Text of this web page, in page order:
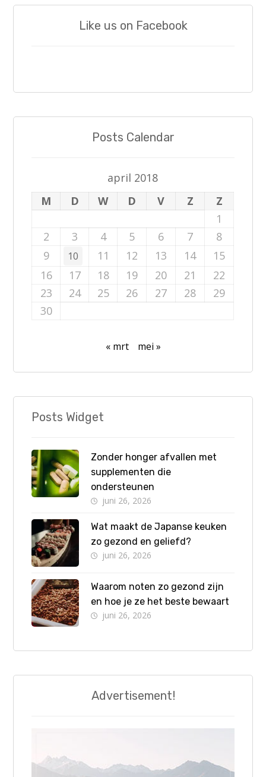
Like us on Facebook
Posts Calendar
april 2018
M
D W D V Z
Z
1
2
3 4 5 6 7
8
9
10 11 12 13 14
15
16
17 18 19 20 21
22
23
24 25 26 27 28
29
30
« mrt mei »
Posts Widget
Zonder honger afvallen met
supplementen die
ondersteunen
juni 26, 2026
Wat maakt de Japanse keuken
zo gezond en geliefd?
juni 26, 2026
Waarom noten zo gezond zijn
en hoe je ze het beste bewaart
juni 26, 2026
Advertisement!